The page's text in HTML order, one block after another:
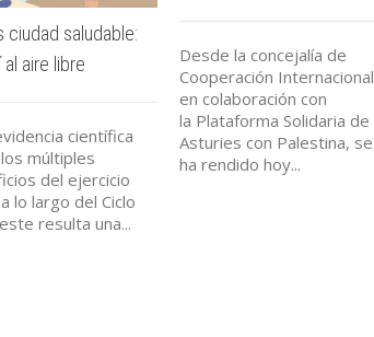
ciudad saludable:
al aire libre
científica
múltiples
del ejercicio
lo largo del Ciclo
resulta una...
Desde la concejalía de
Cooperación Internacional
en colaboración con
la Plataforma Solidaria de
Asturies con Palestina, se
ha rendido hoy...